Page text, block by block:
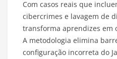
Com casos reais que
cibercrimes e lavagem de
transforma aprendizes em
A metodologia elimina
configuração incorreta do